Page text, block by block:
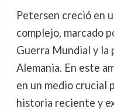
Petersen creció en
complejo, marcado
Guerra Mundial y la
Alemania. En este
en un medio crucial
historia reciente y